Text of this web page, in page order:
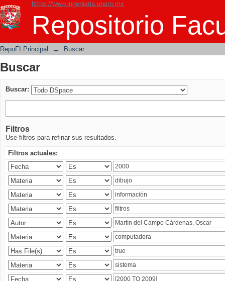
https://www.ingenieria.unam.mx
Repositorio
Buscar
RepoFI Principal → Buscar
Buscar
Buscar:
Filtros
Use filtros para refinar sus resultados.
Filtros actuales: